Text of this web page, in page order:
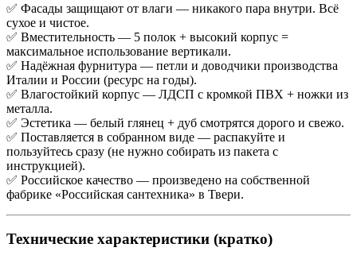
✅ Фасады защищают от влаги — никакого пара внутри. Всё
сухое и чистое.
✅ Вместительность — 5 полок + высокий корпус =
максимальное использование вертикали.
✅ Надёжная фурнитура — петли и доводчики производства
Италии и России (ресурс на годы).
✅ Влагостойкий корпус — ЛДСП с кромкой ПВХ + ножки из
металла.
✅ Эстетика — белый глянец + дуб смотрятся дорого и свежо.
✅ Поставляется в собранном виде — распакуйте и
пользуйтесь сразу (не нужно собирать из пакета с
инструкцией).
✅ Российское качество — произведено на собственной
фабрике «Российская сантехника» в Твери.
Технические характеристики (кратко)